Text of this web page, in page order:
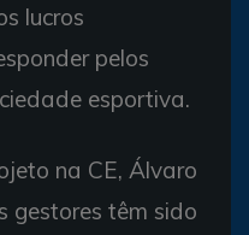
lucros
pelos
esportiva.
na CE, Álvaro
gestores têm sido